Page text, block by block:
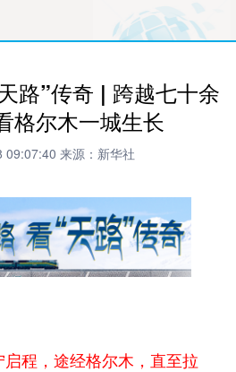
路”传奇 | 跨越七十余
格尔木一城生长
09:07:40 来源：新华社
程，途经格尔木，直至拉